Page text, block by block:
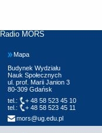
Radio MORS
Mapa
Budynek Wydziału
Nauk Społecznych
ul. prof. Marii Janion 3
80-309 Gdańsk
tel.:
+ 48 58 523 45 10
tel.:
+ 48 58 523 45 11
mors@ug.edu.pl